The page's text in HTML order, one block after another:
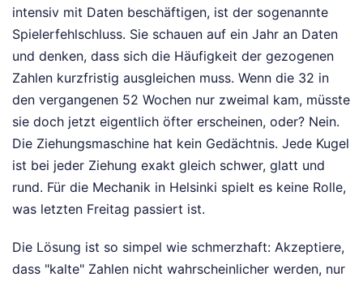
intensiv mit Daten beschäftigen, ist der sogenannte
Spielerfehlschluss. Sie schauen auf ein Jahr an Daten
und denken, dass sich die Häufigkeit der gezogenen
Zahlen kurzfristig ausgleichen muss. Wenn die 32 in
den vergangenen 52 Wochen nur zweimal kam, müsste
sie doch jetzt eigentlich öfter erscheinen, oder? Nein.
Die Ziehungsmaschine hat kein Gedächtnis. Jede Kugel
ist bei jeder Ziehung exakt gleich schwer, glatt und
rund. Für die Mechanik in Helsinki spielt es keine Rolle,
was letzten Freitag passiert ist.
Die Lösung ist so simpel wie schmerzhaft: Akzeptiere,
dass "kalte" Zahlen nicht wahrscheinlicher werden, nur